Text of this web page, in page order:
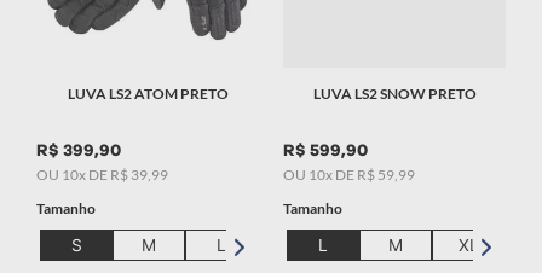
LUVA LS2 ATOM PRETO
R$ 399,90
OU 10x DE R$ 39,99
Tamanho
S M L
LUVA LS2 SNOW PRETO
R$ 599,90
OU 10x DE R$ 59,99
Tamanho
L M XL